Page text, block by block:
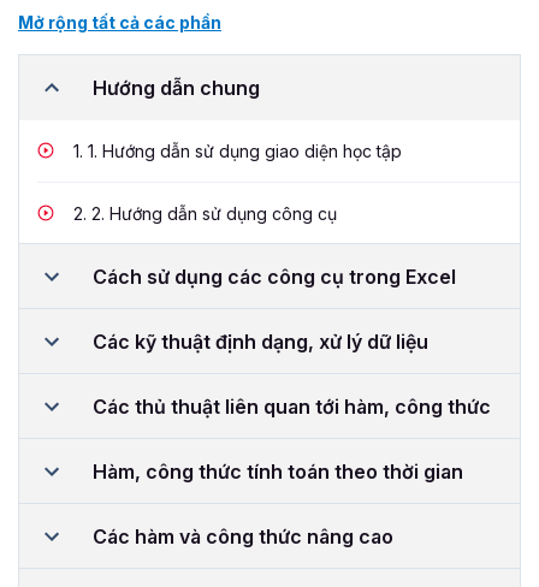
Mở rộng tất cả các phần
Hướng dẫn chung
1. 1. Hướng dẫn sử dụng giao diện học tập
2. 2. Hướng dẫn sử dụng công cụ
Cách sử dụng các công cụ trong Excel
Các kỹ thuật định dạng, xử lý dữ liệu
Các thủ thuật liên quan tới hàm, công thức
Hàm, công thức tính toán theo thời gian
Các hàm và công thức nâng cao